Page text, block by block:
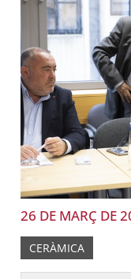
26 DE MARÇ DE
CERÀMICA